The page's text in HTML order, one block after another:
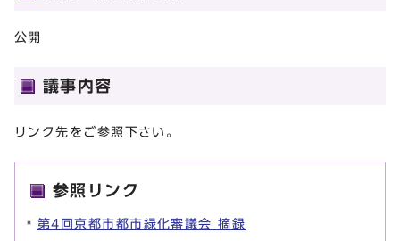
公開
議事内容
リンク先をご参照下さい。
参照リンク
第4回京都市都市緑化審議会 摘録